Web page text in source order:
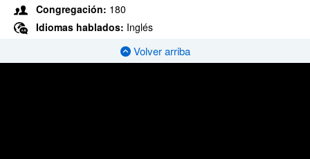
Congregación: 180
Idiomas hablados: Inglés
Volver arriba